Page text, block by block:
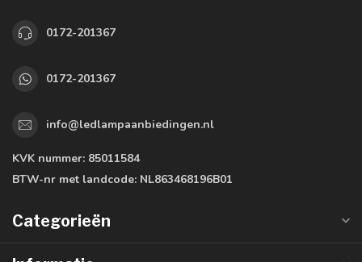
0172-201367
0172-201367
info@ledlampaanbiedingen.nl
KVK nummer: 85011584
BTW-nr met landcode: NL863468196B01
Categorieën